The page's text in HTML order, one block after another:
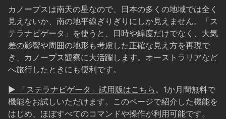
カノープスは南天の星なので、日本の多くの地域では全く
見えないか、南の地平線ぎりぎりにしか見えません。「ス
テラナビゲータ」を使うと、日時や緯度だけでなく、大気
差の影響や周囲の地形も考慮した正確な見え方を再現で
き、カノープス観察に大活躍します。オーストラリアなど
へ旅行したときにも便利です。
▶ 「ステラナビゲータ」試用版はこちら 。1か月間無料で
機能をお試しいただけます。このページで紹介した機能を
はじめ、ほぼすべてのコマンドや操作が利用可能です。